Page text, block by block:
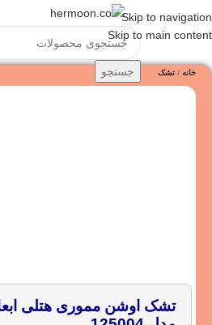
Skip to navigation
Skip to main content
منو
جستجو خانه تشک